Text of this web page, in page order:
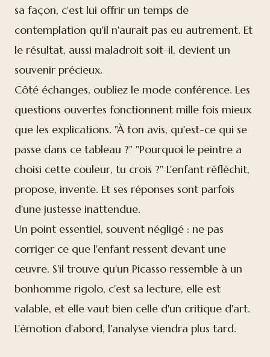
sa façon, c'est lui offrir un temps de
contemplation qu'il n'aurait pas eu autrement. Et
le résultat, aussi maladroit soit-il, devient un
souvenir précieux.
Côté échanges, oubliez le mode conférence. Les
questions ouvertes fonctionnent mille fois mieux
que les explications. "À ton avis, qu'est-ce qui se
passe dans ce tableau ?" "Pourquoi le peintre a
choisi cette couleur, tu crois ?" L'enfant réfléchit,
propose, invente. Et ses réponses sont parfois
d'une justesse inattendue.
Un point essentiel, souvent négligé : ne pas
corriger ce que l'enfant ressent devant une
œuvre. S'il trouve qu'un Picasso ressemble à un
bonhomme rigolo, c'est sa lecture, elle est
valable, et elle vaut bien celle d'un critique d'art.
L'émotion d'abord, l'analyse viendra plus tard.